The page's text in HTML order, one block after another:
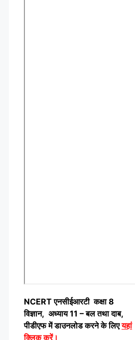
NCERT एनसीईआरटी कक्षा 8
विज्ञान, अध्याय 11 – बल तथा दाब,
पीडीएफ में डाउनलोड करने के लिएयहां
क्लिक करें।